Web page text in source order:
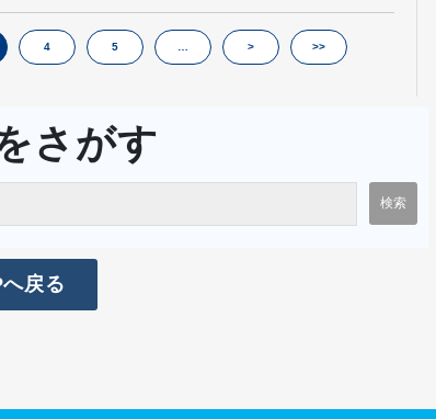
4 5 > >>
さがす
戻る